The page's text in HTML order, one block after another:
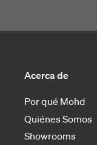
Acerca de
Por qué Mohd
Quiénes Somos
Showrooms